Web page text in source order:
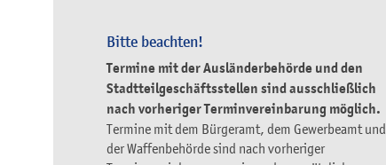
Bitte beachten!
Termine mit der Ausländerbehörde und den
Stadtteilgeschäftsstellen sind ausschließlich
nach vorheriger Terminvereinbarung möglich.
Termine mit dem Bürgeramt, dem Gewerbeamt und
der Waffenbehörde sind nach vorheriger